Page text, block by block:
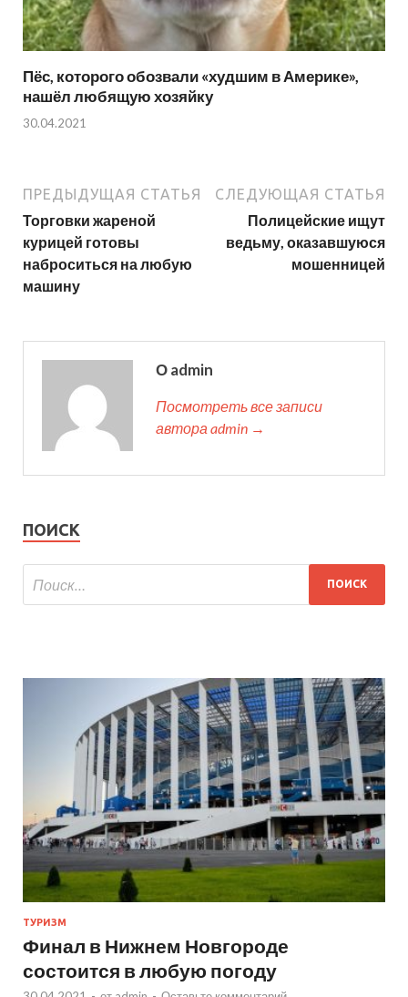
Пёс, которого обозвали «худшим в Америке»,
нашёл любящую хозяйку
30.04.2021
ПРЕДЫДУЩАЯ СТАТЬЯ
Торговки жареной
курицей готовы
наброситься на любую
машину
СЛЕДУЮЩАЯ СТАТЬЯ
Полицейские ищут
ведьму, оказавшуюся
мошенницей
О admin
Посмотреть все записи
автора admin →
ПОИСК
ТУРИЗМ
Финал в Нижнем Новгороде
состоится в любую погоду